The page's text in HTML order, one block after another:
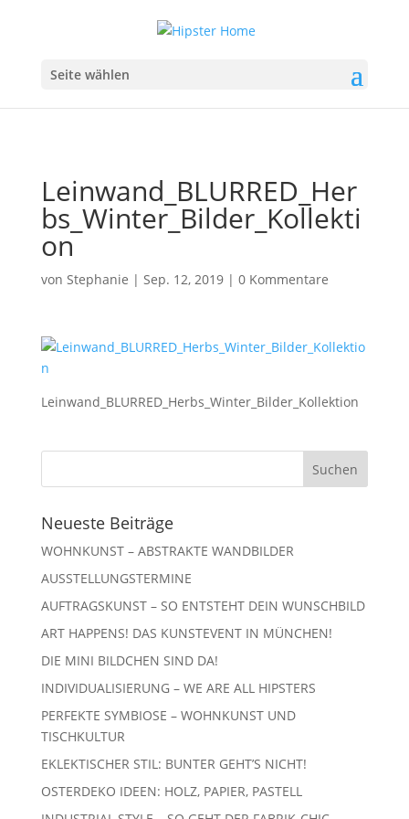
Seite wählen
Leinwand_BLURRED_Her
bs_Winter_Bilder_Kollekti
on
von Stephanie | Sep. 12, 2019| 0 Kommentare
Leinwand_BLURRED_Herbs_Winter_Bilder_Kollektion
Neueste Beiträge
WOHNKUNST – ABSTRAKTE WANDBILDER
AUSSTELLUNGSTERMINE
AUFTRAGSKUNST – SO ENTSTEHT DEIN WUNSCHBILD
ART HAPPENS! DAS KUNSTEVENT IN MÜNCHEN!
DIE MINI BILDCHEN SIND DA!
INDIVIDUALISIERUNG – WE ARE ALL HIPSTERS
PERFEKTE SYMBIOSE – WOHNKUNST UND
TISCHKULTUR
EKLEKTISCHER STIL: BUNTER GEHT’S NICHT!
OSTERDEKO IDEEN: HOLZ, PAPIER, PASTELL